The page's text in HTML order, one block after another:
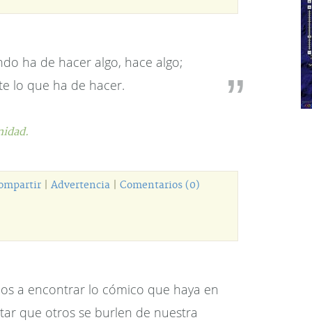
ha de hacer algo, hace algo;
lo que ha de hacer.
Advertencia Comentarios (0)
a encontrar lo cómico que haya en
que otros se burlen de nuestra